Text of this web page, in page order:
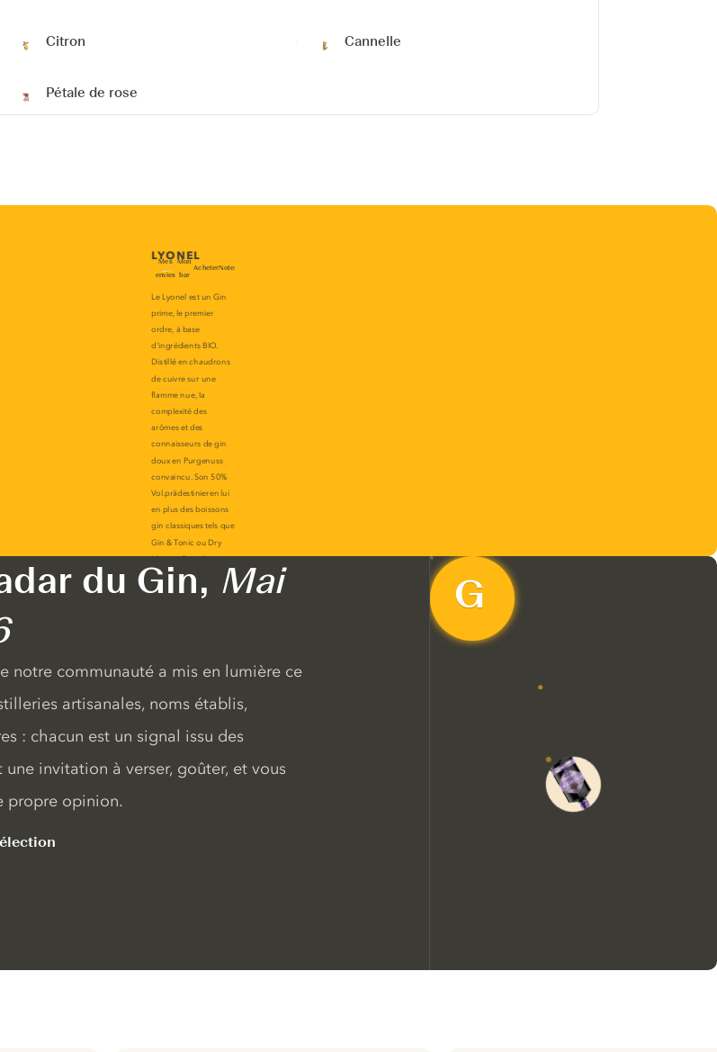
Citron Cannelle
Pétale de rose
du Gin, Mai
notre communauté a mis en lumière ce
artisanales, noms établis,
: chacun est un signal issu des
une invitation à verser, goûter, et vous
propre opinion.